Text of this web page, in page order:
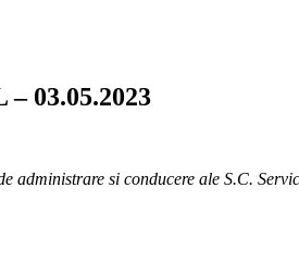
03.05.2023
administrare si conducere ale S.C.